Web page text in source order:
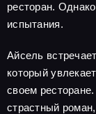
ресторан.
испытания.
Айсель
который
своем
страстный